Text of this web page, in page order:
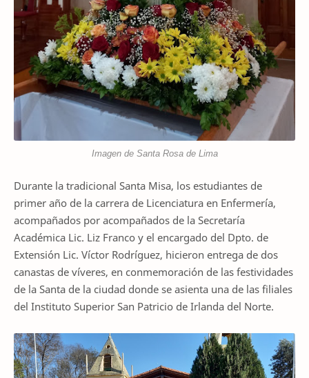
Imagen de Santa Rosa de Lima
Durante la tradicional Santa Misa, los estudiantes de
primer año de la carrera de Licenciatura en Enfermería,
acompañados por acompañados de la Secretaría
Académica Lic. Liz Franco y el encargado del Dpto. de
Extensión Lic. Víctor Rodríguez, hicieron entrega de dos
canastas de víveres, en conmemoración de las festividades
de la Santa de la ciudad donde se asienta una de las filiales
del Instituto Superior San Patricio de Irlanda del Norte.